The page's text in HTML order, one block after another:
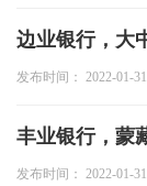
边业银行，大
发布时间： 2022-01-31
丰业银行，蒙
发布时间： 2022-01-31